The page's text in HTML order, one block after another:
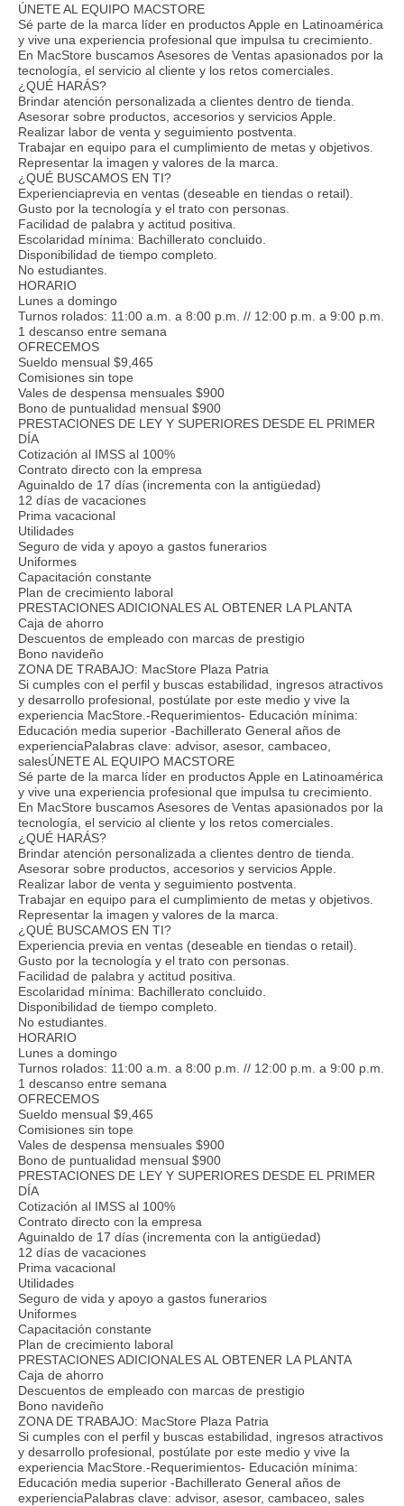
ÚNETE AL EQUIPO MACSTORE
Sé parte de la marca líder en productos Apple en Latinoamérica
y vive una experiencia profesional que impulsa tu crecimiento.
En MacStore buscamos Asesores de Ventas apasionados por la
tecnología, el servicio al cliente y los retos comerciales.
¿QUÉ HARÁS?
Brindar atención personalizada a clientes dentro de tienda.
Asesorar sobre productos, accesorios y servicios Apple.
Realizar labor de venta y seguimiento postventa.
Trabajar en equipo para el cumplimiento de metas y objetivos.
Representar la imagen y valores de la marca.
¿QUÉ BUSCAMOS EN TI?
Experienciaprevia en ventas (deseable en tiendas o retail).
Gusto por la tecnología y el trato con personas.
Facilidad de palabra y actitud positiva.
Escolaridad mínima: Bachillerato concluido.
Disponibilidad de tiempo completo.
No estudiantes.
HORARIO
Lunes a domingo
Turnos rolados: 11:00 a.m. a 8:00 p.m. // 12:00 p.m. a 9:00 p.m.
1 descanso entre semana
OFRECEMOS
Sueldo mensual $9,465
Comisiones sin tope
Vales de despensa mensuales $900
Bono de puntualidad mensual $900
PRESTACIONES DE LEY Y SUPERIORES DESDE EL PRIMER
DÍA
Cotización al IMSS al 100%
Contrato directo con la empresa
Aguinaldo de 17 días (incrementa con la antigüedad)
12 días de vacaciones
Prima vacacional
Utilidades
Seguro de vida y apoyo a gastos funerarios
Uniformes
Capacitación constante
Plan de crecimiento laboral
PRESTACIONES ADICIONALES AL OBTENER LA PLANTA
Caja de ahorro
Descuentos de empleado con marcas de prestigio
Bono navideño
ZONA DE TRABAJO: MacStore Plaza Patria
Si cumples con el perfil y buscas estabilidad, ingresos atractivos
y desarrollo profesional, postúlate por este medio y vive la
experiencia MacStore.-Requerimientos- Educación mínima:
Educación media superior -Bachillerato General años de
experienciaPalabras clave: advisor, asesor, cambaceo,
salesÚNETE AL EQUIPO MACSTORE
Sé parte de la marca líder en productos Apple en Latinoamérica
y vive una experiencia profesional que impulsa tu crecimiento.
En MacStore buscamos Asesores de Ventas apasionados por la
tecnología, el servicio al cliente y los retos comerciales.
¿QUÉ HARÁS?
Brindar atención personalizada a clientes dentro de tienda.
Asesorar sobre productos, accesorios y servicios Apple.
Realizar labor de venta y seguimiento postventa.
Trabajar en equipo para el cumplimiento de metas y objetivos.
Representar la imagen y valores de la marca.
¿QUÉ BUSCAMOS EN TI?
Experiencia previa en ventas (deseable en tiendas o retail).
Gusto por la tecnología y el trato con personas.
Facilidad de palabra y actitud positiva.
Escolaridad mínima: Bachillerato concluido.
Disponibilidad de tiempo completo.
No estudiantes.
HORARIO
Lunes a domingo
Turnos rolados: 11:00 a.m. a 8:00 p.m. // 12:00 p.m. a 9:00 p.m.
1 descanso entre semana
OFRECEMOS
Sueldo mensual $9,465
Comisiones sin tope
Vales de despensa mensuales $900
Bono de puntualidad mensual $900
PRESTACIONES DE LEY Y SUPERIORES DESDE EL PRIMER
DÍA
Cotización al IMSS al 100%
Contrato directo con la empresa
Aguinaldo de 17 días (incrementa con la antigüedad)
12 días de vacaciones
Prima vacacional
Utilidades
Seguro de vida y apoyo a gastos funerarios
Uniformes
Capacitación constante
Plan de crecimiento laboral
PRESTACIONES ADICIONALES AL OBTENER LA PLANTA
Caja de ahorro
Descuentos de empleado con marcas de prestigio
Bono navideño
ZONA DE TRABAJO: MacStore Plaza Patria
Si cumples con el perfil y buscas estabilidad, ingresos atractivos
y desarrollo profesional, postúlate por este medio y vive la
experiencia MacStore.-Requerimientos- Educación mínima:
Educación media superior -Bachillerato General años de
experienciaPalabras clave: advisor, asesor, cambaceo, sales